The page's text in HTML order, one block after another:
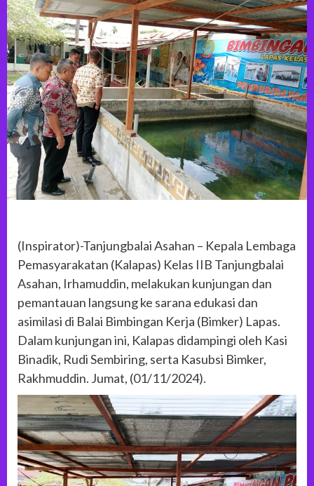
(Inspirator)-Tanjungbalai Asahan – Kepala Lembaga
Pemasyarakatan (Kalapas) Kelas IIB Tanjungbalai
Asahan, Irhamuddin, melakukan kunjungan dan
pemantauan langsung ke sarana edukasi dan
asimilasi di Balai Bimbingan Kerja (Bimker) Lapas.
Dalam kunjungan ini, Kalapas didampingi oleh Kasi
Binadik, Rudi Sembiring, serta Kasubsi Bimker,
Rakhmuddin. Jumat, (01/11/2024).